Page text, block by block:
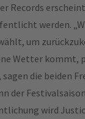
Records
werden.
um
Wetter kommt,
die beiden
der
wird